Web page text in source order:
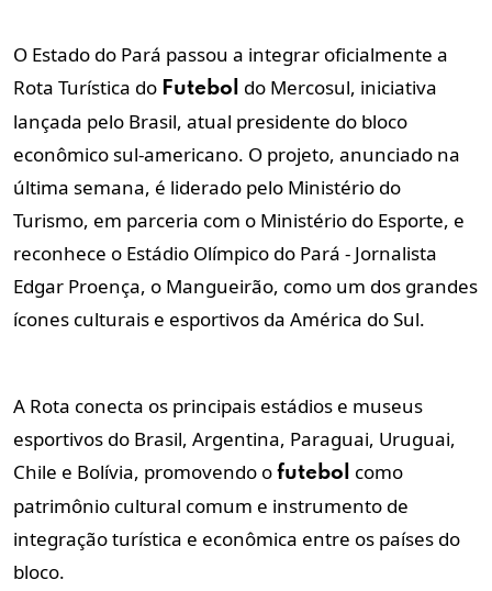
O Estado do Pará passou a integrar oficialmente a
Rota Turística do Futebol
do Mercosul, iniciativa
lançada pelo Brasil, atual presidente do bloco
econômico sul-americano. O projeto, anunciado na
última semana, é liderado pelo Ministério do
Turismo, em parceria com o Ministério do Esporte, e
reconhece o Estádio Olímpico do Pará - Jornalista
Edgar Proença, o Mangueirão, como um dos grandes
ícones culturais e esportivos da América do Sul.
A Rota conecta os principais estádios e museus
esportivos do Brasil, Argentina, Paraguai, Uruguai,
Chile e Bolívia, promovendo o futebol
como
patrimônio cultural comum e instrumento de
integração turística e econômica entre os países do
bloco.